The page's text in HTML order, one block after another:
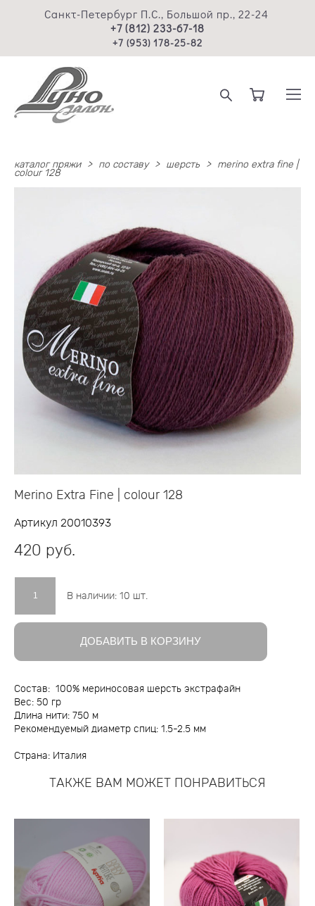
Санкт-Петербург П.С., Большой пр., 22-24
+7 (812) 233-67-18
+7 (953) 178-25-82
каталог пряжи > по составу > шерсть >
merino extra fine |
colour 128
Merino Extra Fine | colour 128
Артикул 20010393
420 pуб.
В наличии: 10 шт.
ДОБАВИТЬ В КОРЗИНУ
Состав: 100% мериносовая шерсть экстрафайн
Вес: 50 гр
Длина нити: 750 м
Рекомендуемый диаметр спиц: 1.5-2.5 мм
Страна: Италия
ТАКЖЕ ВАМ МОЖЕТ ПОНРАВИТЬСЯ